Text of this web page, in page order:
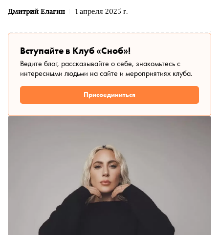
Дмитрий Елагин 1 апреля 2025 г.
потом извиняется) в комедии «Актерище» — «Сноб»
Вступайте в Клуб «Сноб»!
Ведите блог, рассказывайте о себе, знакомьтесь с
интересными людьми на сайте и мероприятиях клуба.
Присоединиться